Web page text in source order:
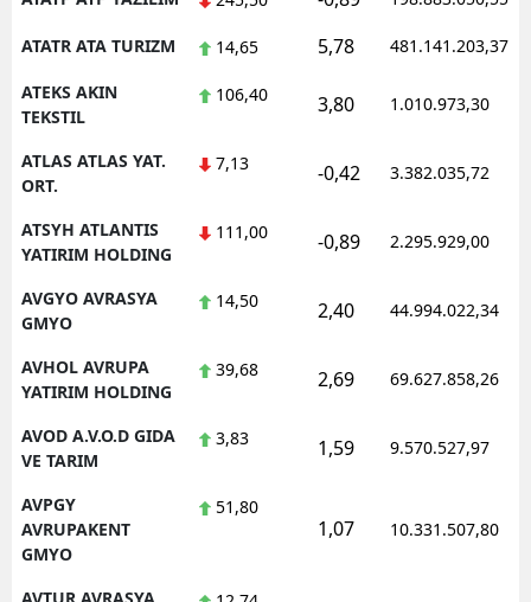
ATATR ATA TURIZM 14,65 5,78 481.141.203,37
ATEKS AKIN
TEKSTIL
106,40 3,80 1.010.973,30
ATLAS ATLAS YAT.
ORT.
7,13 -0,42 3.382.035,72
ATSYH ATLANTIS
YATIRIM HOLDING
111,00 -0,89 2.295.929,00
AVGYO AVRASYA
GMYO
14,50 2,40 44.994.022,34
AVHOL AVRUPA
YATIRIM HOLDING
39,68 2,69 69.627.858,26
AVOD A.V.O.D GIDA
VE TARIM
3,83 1,59 9.570.527,97
AVPGY
AVRUPAKENT
GMYO
51,80
1,07 10.331.507,80